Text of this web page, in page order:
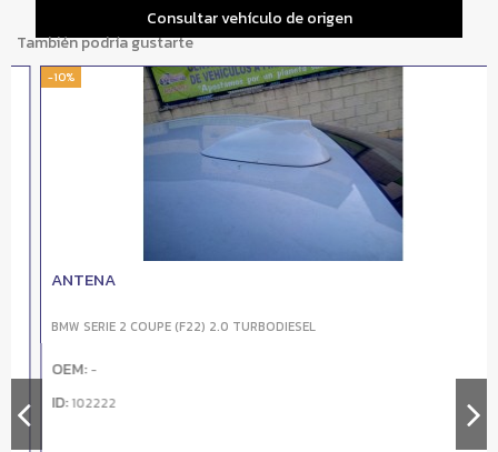
Consultar vehículo de origen
También podría gustarte
-10%
ANTENA
BMW SERIE 2 COUPE (F22) 2.0 TURBODIESEL
OEM:-
ID: 102222